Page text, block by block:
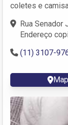
coletes e
Rua Senador
Endereço
(11) 3107-